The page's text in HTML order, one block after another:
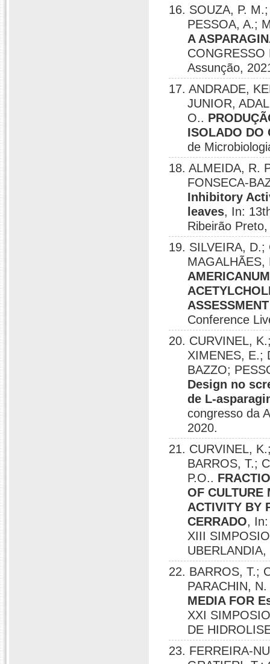
16. SOUZA, P.
PESSOA, A.;
A
Assunção,
17. ANDRADE,
JUNIOR,
O..
ISOLADO DO
de
18. ALMEIDA, R.
FONSECA-
Inhibitory
leaves, In:
Ribeirão
19. SILVEIRA,
Conference
20. CURVINEL,
XIMENES, E.;
BAZZO;
Design no
de L-
congresso da
2020.
21. CURVINEL,
BARROS, T.;
P.O..
OF CULTURE
ACTIVITY BY
CERRADO,
XIII
22. BARROS, T.;
PARACHIN,
MEDIA FOR
XXI
DE
23. FERREIRA-